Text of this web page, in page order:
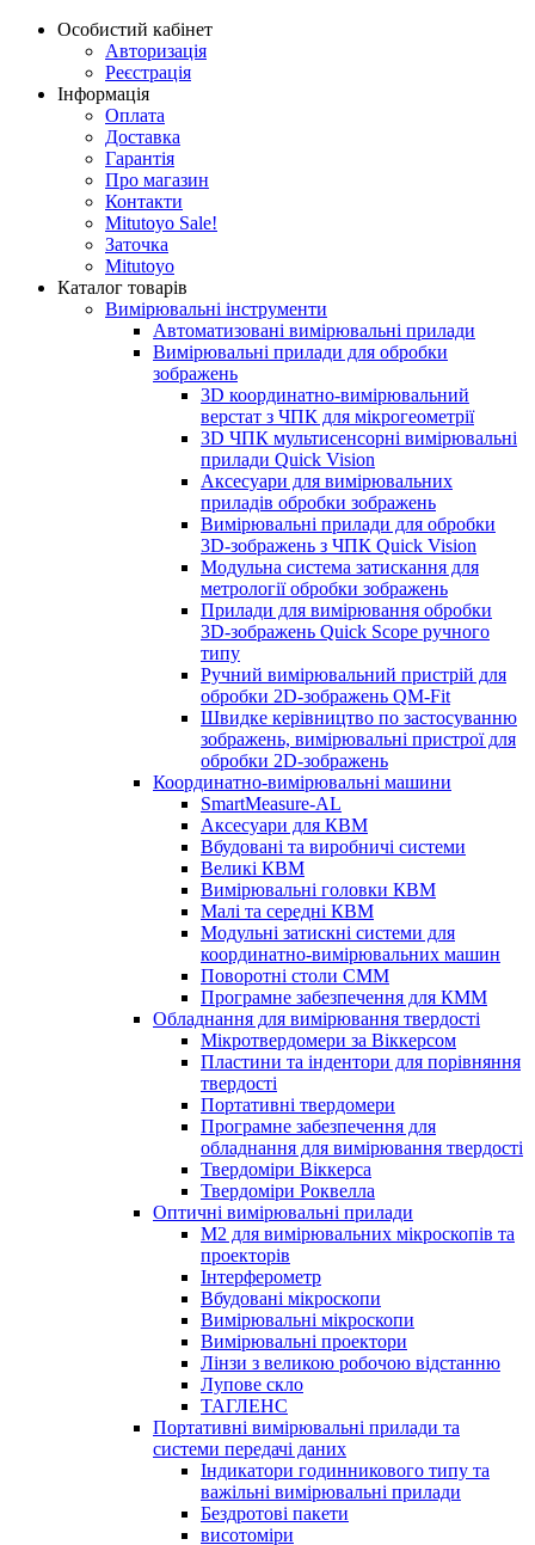
Особистий кабінет
Авторизація
Реєстрація
Інформація
Оплата
Доставка
Гарантія
Про магазин
Контакти
Mitutoyo Sale!
Заточка
Mitutoyo
Каталог товарів
Вимірювальні інструменти
Автоматизовані вимірювальні прилади
Вимірювальні прилади для обробки
зображень
3D координатно-вимірювальний
верстат з ЧПК для мікрогеометрії
3D ЧПК мультисенсорні вимірювальні
прилади Quick Vision
Аксесуари для вимірювальних
приладів обробки зображень
Вимірювальні прилади для обробки
3D-зображень з ЧПК Quick Vision
Модульна система затискання для
метрології обробки зображень
Прилади для вимірювання обробки
3D-зображень Quick Scope ручного
типу
Ручний вимірювальний пристрій для
обробки 2D-зображень QM-Fit
Швидке керівництво по застосуванню
зображень, вимірювальні пристрої для
обробки 2D-зображень
Координатно-вимірювальні машини
SmartMeasure-AL
Аксесуари для КВМ
Вбудовані та виробничі системи
Великі КВМ
Вимірювальні головки КВМ
Малі та середні КВМ
Модульні затискні системи для
координатно-вимірювальних машин
Поворотні столи CMM
Програмне забезпечення для КММ
Обладнання для вимірювання твердості
Мікротвердомери за Віккерсом
Пластини та індентори для порівняння
твердості
Портативні твердомери
Програмне забезпечення для
обладнання для вимірювання твердості
Твердоміри Віккерса
Твердоміри Роквелла
Оптичні вимірювальні прилади
M2 для вимірювальних мікроскопів та
проекторів
Інтерферометр
Вбудовані мікроскопи
Вимірювальні мікроскопи
Вимірювальні проектори
Лінзи з великою робочою відстанню
Лупове скло
ТАГЛЕНС
Портативні вимірювальні прилади та
системи передачі даних
Індикатори годинникового типу та
важільні вимірювальні прилади
Бездротові пакети
висотоміри